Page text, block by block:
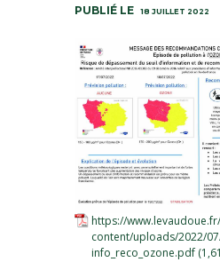
18 JUILLET 2022
https://
content/uploads/2022/
info_reco_ozone.pdf